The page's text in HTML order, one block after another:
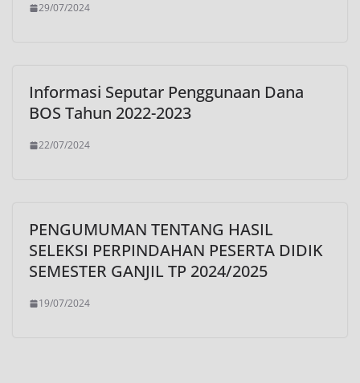
29/07/2024
Informasi Seputar Penggunaan Dana
BOS Tahun 2022-2023
22/07/2024
PENGUMUMAN TENTANG HASIL
SELEKSI PERPINDAHAN PESERTA DIDIK
SEMESTER GANJIL TP 2024/2025
19/07/2024